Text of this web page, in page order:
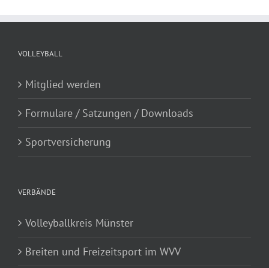
VOLLEYBALL
Mitglied werden
Formulare / Satzungen / Downloads
Sportversicherung
VERBÄNDE
Volleyballkreis Münster
Breiten und Freizeitsport im WVV